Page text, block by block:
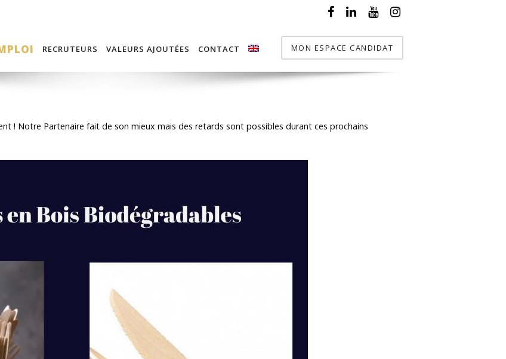
MON ESPACE CANDIDAT
RECRUTEURS VALEURS AJOUTÉES CONTACT
! Notre Partenaire fait de son mieux mais des retards sont possibles durant ces prochains